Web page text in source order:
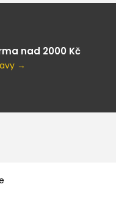
nad 2000 Kč
→